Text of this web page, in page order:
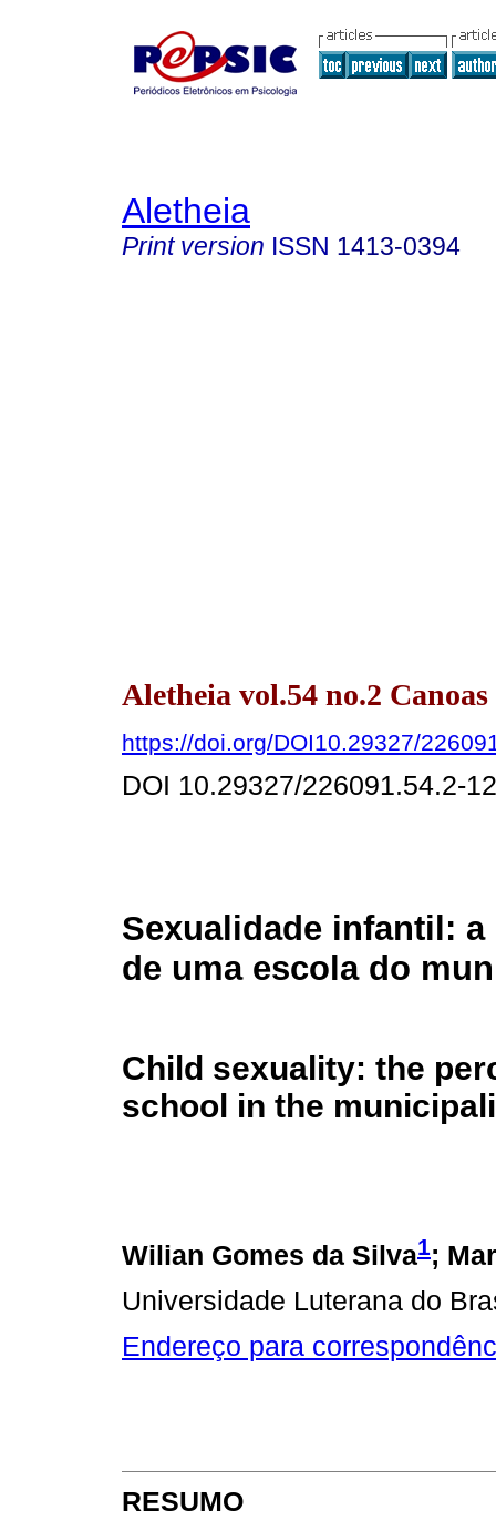
Aletheia
Print version ISSN 1413-0394
Aletheia vol.54 no.2
https://doi.org/DOI10.29327/
DOI 10.29327/226091.54.2-12
Sexualidade infantil:
de uma escola do
Child sexuality: the
school in the
Wilian Gomes da Silva1;
Universidade Luterana do
Endereço para
RESUMO